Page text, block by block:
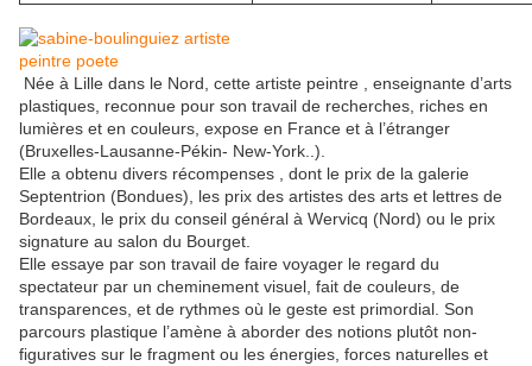
Née à Lille dans le Nord, cette artiste peintre , enseignante d’arts
plastiques, reconnue pour son travail de recherches, riches en
lumières et en couleurs, expose en France et à l’étranger
(Bruxelles-Lausanne-Pékin- New-York..).
Elle a obtenu divers récompenses , dont le prix de la galerie
Septentrion (Bondues), les prix des artistes des arts et lettres de
Bordeaux, le prix du conseil général à Wervicq (Nord) ou le prix
signature au salon du Bourget.
Elle essaye par son travail de faire voyager le regard du
spectateur par un cheminement visuel, fait de couleurs, de
transparences, et de rythmes où le geste est primordial. Son
parcours plastique l’amène à aborder des notions plutôt non-
figuratives sur le fragment ou les énergies, forces naturelles et